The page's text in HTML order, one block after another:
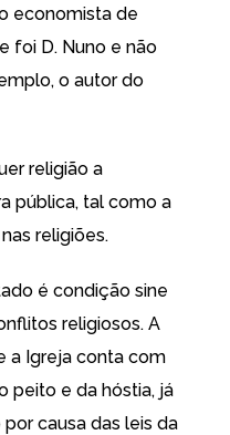
economista de
foi D. Nuno e não
o autor do
religião a
pública, tal como a
religiões.
é condição sine
religiosos. A
a Igreja conta com
peito e da hóstia, já
causa das leis da